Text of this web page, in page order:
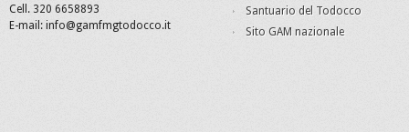
Cell. 320 6658893
E-mail: info@gamfmgtodocco.it
Santuario del Todocco
Sito GAM nazionale